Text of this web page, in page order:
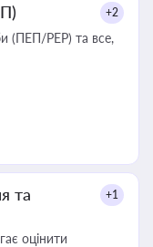
+2
(ПЕП/PEP) та все,
та
+1
оцінити